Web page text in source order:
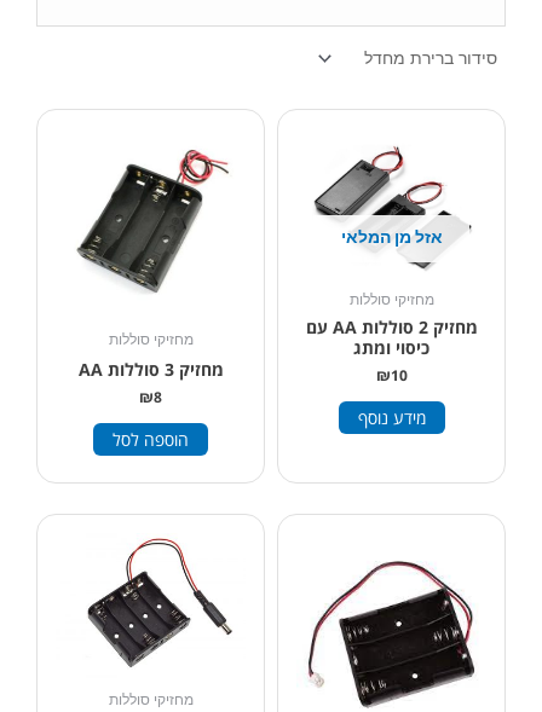
אזל מן המלאי
מחזיקי סוללות
מחזיק 2 סוללות AA עם
כיסוי ומתג
₪10
מידע נוסף
מחזיקי סוללות
מחזיק 3 סוללות AA
₪8
הוספה לסל
מחזיקי סוללות